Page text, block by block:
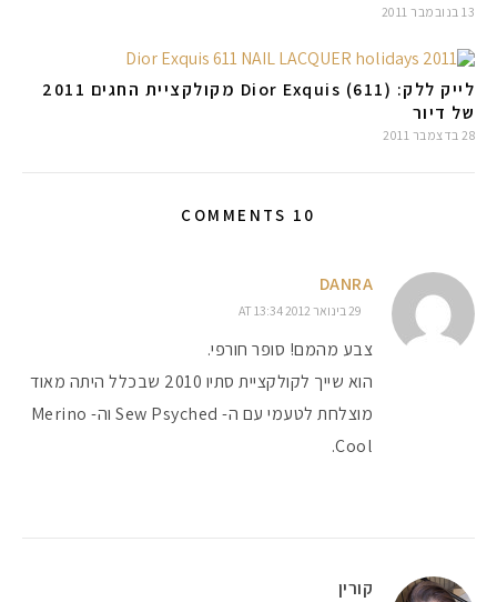
13 בנובמבר 2011
לייק ללק: (Dior Exquis (611 מקולקציית החגים 2011
של דיור
28 בדצמבר 2011
10 COMMENTS
DANRA
29 בינואר 2012 AT 13:34
צבע מהמם! סופר חורפי.
הוא שייך לקולקציית סתיו 2010 שבכלל היתה מאוד
מוצלחת לטעמי עם ה- Sew Psyched וה- Merino
Cool.
קורין